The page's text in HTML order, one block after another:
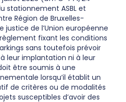
stationnement ASBL et
Région de Bruxelles-
justice de l’Union européenne
fixant les conditions
sans toutefois prévoir
leur implantation ni à leur
être soumis à une
lorsqu’il établit un
de critères ou de modalités
susceptibles d’avoir des